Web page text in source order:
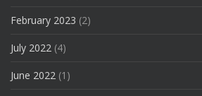
February 2023 (2)
July 2022 (4)
June 2022 (1)